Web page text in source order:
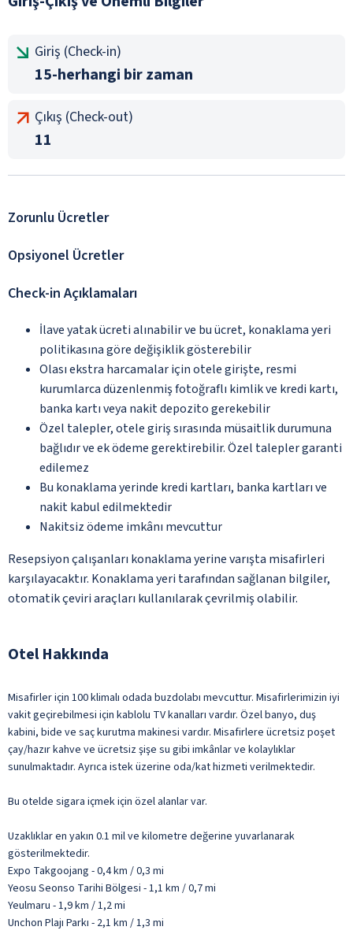
Giriş (Check-in)
15-herhangi bir zaman
Çıkış (Check-out)
11
Zorunlu Ücretler
Opsiyonel Ücretler
Check-in Açıklamaları
İlave yatak ücreti alınabilir ve bu ücret, konaklama yeri
politikasına göre değişiklik gösterebilir
Olası ekstra harcamalar için otele girişte, resmi
kurumlarca düzenlenmiş fotoğraflı kimlik ve kredi kartı,
banka kartı veya nakit depozito gerekebilir
Özel talepler, otele giriş sırasında müsaitlik durumuna
bağlıdır ve ek ödeme gerektirebilir. Özel talepler garanti
edilemez
Bu konaklama yerinde kredi kartları, banka kartları ve
nakit kabul edilmektedir
Nakitsiz ödeme imkânı mevcuttur
Resepsiyon çalışanları konaklama yerine varışta misafirleri
karşılayacaktır. Konaklama yeri tarafından sağlanan bilgiler,
otomatik çeviri araçları kullanılarak çevrilmiş olabilir.
Otel Hakkında
Misafirler için 100 klimalı odada buzdolabı mevcuttur. Misafirlerimizin iyi
vakit geçirebilmesi için kablolu TV kanalları vardır. Özel banyo, duş
kabini, bide ve saç kurutma makinesi vardır. Misafirlere ücretsiz poşet
çay/hazır kahve ve ücretsiz şişe su gibi imkânlar ve kolaylıklar
sunulmaktadır. Ayrıca istek üzerine oda/kat hizmeti verilmektedir.
Bu otelde sigara içmek için özel alanlar var.
Uzaklıklar en yakın 0.1 mil ve kilometre değerine yuvarlanarak
gösterilmektedir.
Expo Takgoojang - 0,4 km / 0,3 mi
Yeosu Seonso Tarihi Bölgesi - 1,1 km / 0,7 mi
Yeulmaru - 1,9 km / 1,2 mi
Unchon Plajı Parkı - 2,1 km / 1,3 mi